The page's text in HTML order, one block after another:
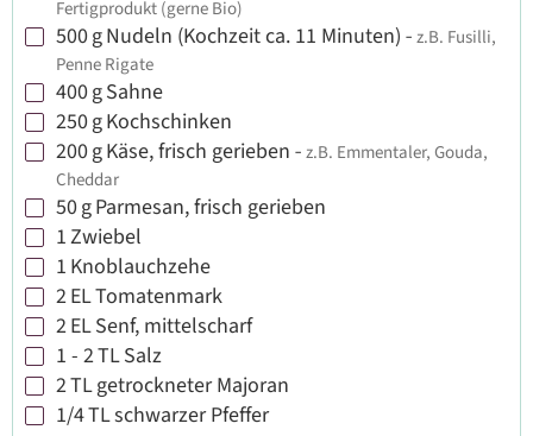
Fertigprodukt (gerne Bio)
▢
500gNudeln (Kochzeit ca. 11 Minuten) - z.B. Fusilli,
Penne Rigate
▢
400gSahne
▢
250gKochschinken
▢
200gKäse, frisch gerieben - z.B. Emmentaler, Gouda,
Cheddar
▢
50gParmesan, frisch gerieben
▢
1Zwiebel
▢
1 Knoblauchzehe
▢
2ELTomatenmark
▢
2ELSenf, mittelscharf
▢
1 - 2TLSalz
▢
2TLgetrockneter Majoran
▢
1/4TLschwarzer Pfeffer